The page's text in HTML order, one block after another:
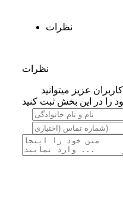
نظرات
نظرات
عزیز میتوانید
را در این بخش ثبت کنید